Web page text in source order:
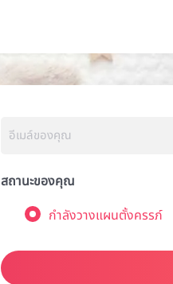
สถานะของคุณ
กำลังวางแผนตั้งครรภ์